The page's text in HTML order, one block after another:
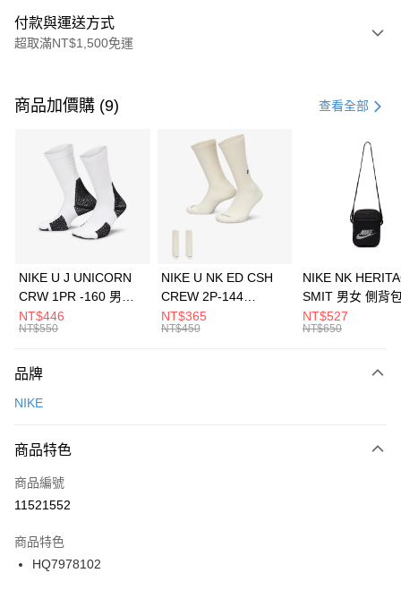
付款與運送方式
超取滿NT$1,500免運
信用卡一次付款
3 期 0 利率 每期 21家銀行
合作金庫商業銀行
第一商業銀行
華南商業銀行
彰化商業銀行
上海商業儲蓄銀行
元大商業銀行
台灣樂天信用卡公司
Apple Pay
全盈+PAY
AFTEE先享後付
【關於「AFTEE先享後付」】
便利好安心！
３．安心：先確認商品／服務後，再付款。
【「AFTEE先享後付」結帳流程】
１．於結帳方式選擇「AFTEE先享後付」後，將跳轉至「AFTEE先享後付」
２．訂單成立數日內，您將收到繳費通知簡訊。
３．收到繳費通知簡訊後14天內，點擊此簡訊中的連結，可透過四大超商／
ATM／網路銀行／等多元方式進行付款，方視為交易完成。
運送方式
每筆NT$100，滿NT$1,500(含以上)免運費
宅配
每筆NT$100，滿NT$1,500(含以上)免運費
付款後門市自取
每筆NT$100，滿NT$1,500(含以上)免運費
商品加價購 (9) 查看全部
NIKE U J UNICORN
CRW 1PR -160 男女
中統襪 FZ3393100
NT$446
NT$550
NIKE U NK ED CSH
CREW 2P-144
EMBRDY 男女 短統襪
FZ3073133
NT$365
NT$450
NIKE NK
SMIT 男女 側背
BA5871010
NT$527
NT$650
品牌
NIKE
商品特色
商品編號
11521552
商品特色
HQ7978102